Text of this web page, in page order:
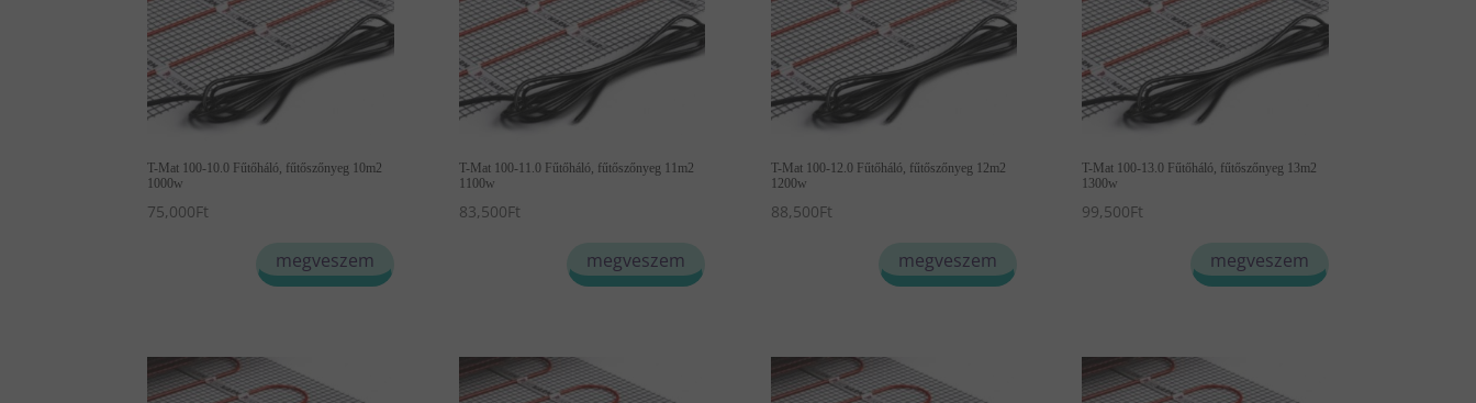
T-Mat 100-10.0 Fűtőháló, fűtőszőnyeg 10m2
1000w
75,000Ft
megveszem
T-Mat 100-11.0 Fűtőháló, fűtőszőnyeg 11m2
1100w
83,500Ft
megveszem
T-Mat 100-12.0 Fűtőháló, fűtőszőnyeg 12m2
1200w
88,500Ft
megveszem
T-Mat 100-13.0 Fűtőháló, fűtőszőnyeg 13m2
1300w
99,500Ft
megveszem